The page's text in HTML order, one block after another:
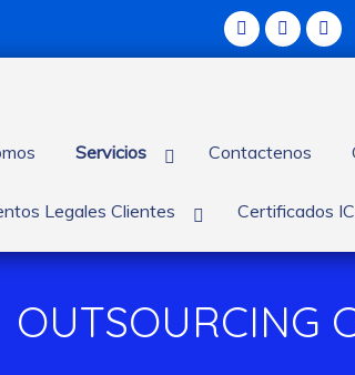
Servicios Contactenos
Legales Clientes Certificados
OUTSOURCING